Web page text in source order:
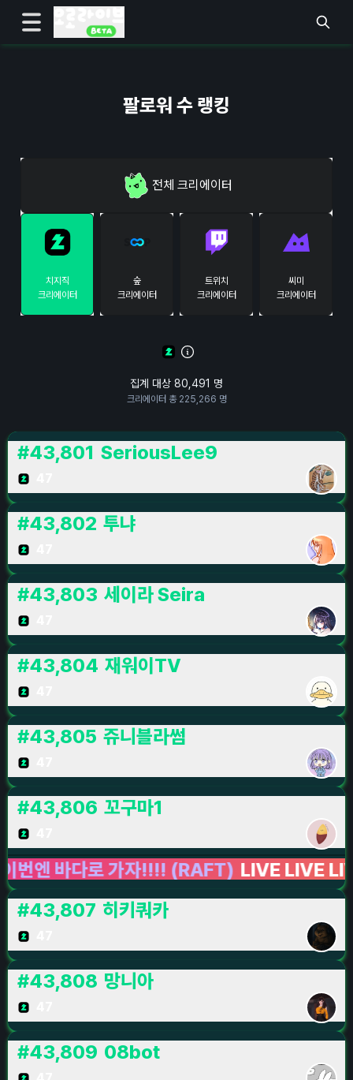
팔로워 수 랭킹
전체 크리에이터
치지직
크리에이터
숲
크리에이터
트위치
크리에이터
씨미
크리에이터
집계 대상 80,491 명
크리에이터 총 225,266 명
#43,801 SeriousLee9
#43,802 투냐
#43,803 세이라 Seira
#43,804 재워이TV
#43,805 쥬니블라썸
#43,806 꼬구마1
바다로 가자!!!! (RAFT) LIVE LIVE LIVE 래
#43,807 히키쿼카
#43,808 망니아
#43,809 08bot